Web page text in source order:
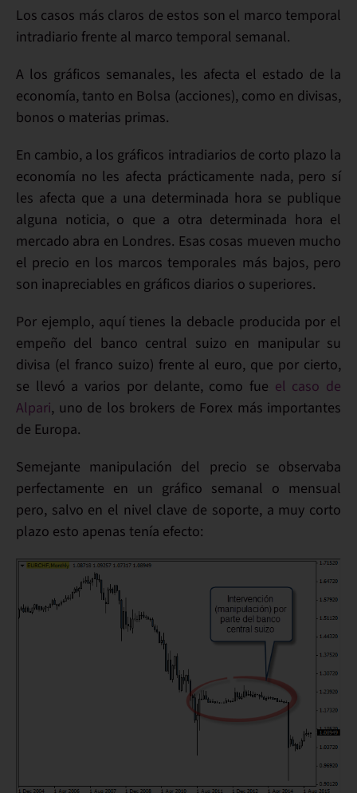
Los casos más claros de estos son el marco temporal
intradiario frente al marco temporal semanal.
A los gráficos semanales, les afecta el estado de la
economía, tanto en Bolsa (acciones), como en divisas,
bonos o materias primas.
En cambio, a los gráficos intradiarios de corto plazo la
economía no les afecta prácticamente nada, pero sí
les afecta que a una determinada hora se publique
alguna noticia, o que a otra determinada hora el
mercado abra en Londres. Esas cosas mueven mucho
el precio en los marcos temporales más bajos, pero
son inapreciables en gráficos diarios o superiores.
Por ejemplo, aquí tienes la debacle producida por el
empeño del banco central suizo en manipular su
divisa (el franco suizo) frente al euro, que por cierto,
se llevó a varios por delante, como fue el caso de
Alpari, uno de los brokers de Forex más importantes
de Europa.
Semejante manipulación del precio se observaba
perfectamente en un gráfico semanal o mensual
pero, salvo en el nivel clave de soporte, a muy corto
plazo esto apenas tenía efecto: